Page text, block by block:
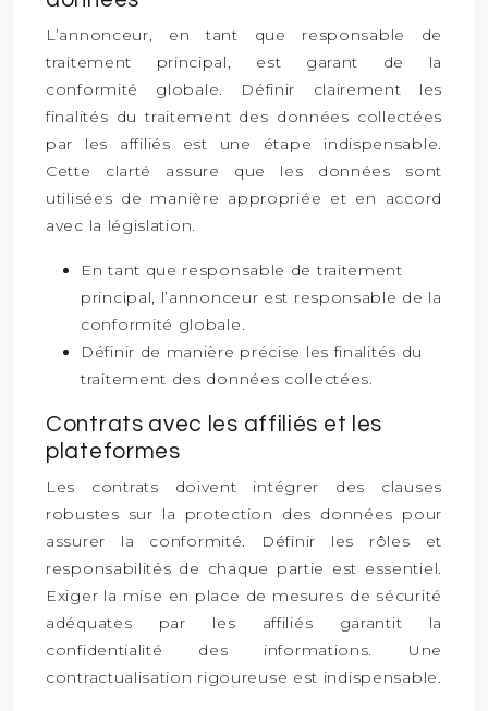
L’annonceur, en tant que responsable de
traitement principal, est garant de la
conformité globale. Définir clairement les
finalités du traitement des données collectées
par les affiliés est une étape indispensable.
Cette clarté assure que les données sont
utilisées de manière appropriée et en accord
avec la législation.
En tant que responsable de traitement
principal, l’annonceur est responsable de la
conformité globale.
Définir de manière précise les finalités du
traitement des données collectées.
Contrats avec les affiliés et les
plateformes
Les contrats doivent intégrer des clauses
robustes sur la protection des données pour
assurer la conformité. Définir les rôles et
responsabilités de chaque partie est essentiel.
Exiger la mise en place de mesures de sécurité
adéquates par les affiliés garantit la
confidentialité des informations. Une
contractualisation rigoureuse est indispensable.